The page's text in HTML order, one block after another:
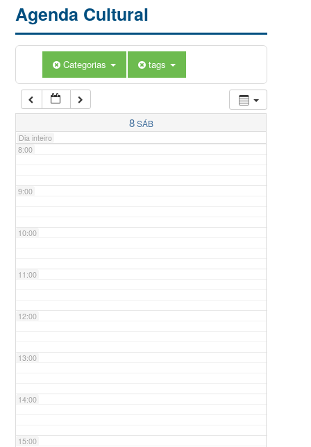
Agenda Cultural
Categorias tags
8SÁB
Dia inteiro
5:00
7:00
8:00
9:00
10:00
11:00
12:00
13:00
14:00
15:00